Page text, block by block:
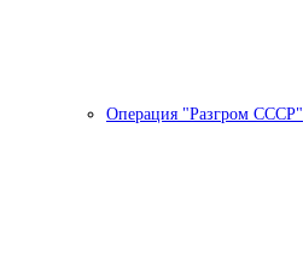
Операция "Разгром СССР"